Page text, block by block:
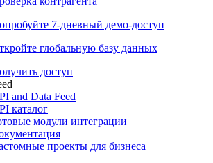
7-дневный демо-доступ
глобальную базу данных
доступ
and Data Feed
каталог
модули интеграции
проекты для бизнеса